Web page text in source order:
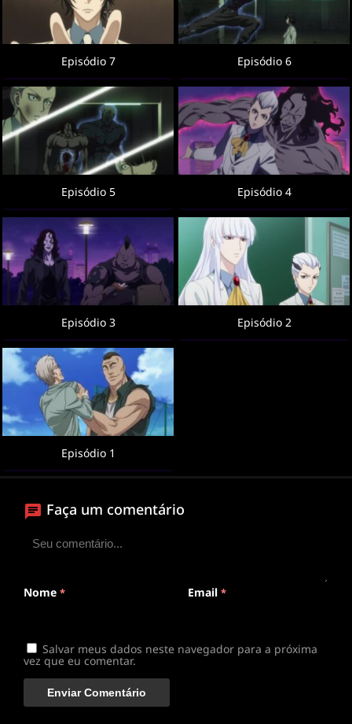
Episódio 7 Episódio 6
Episódio 5 Episódio 4
Episódio 3 Episódio 2
Episódio 1
Faça um comentário
Nome * Email *
Salvar meus dados neste navegador para a próxima
vez que eu comentar.